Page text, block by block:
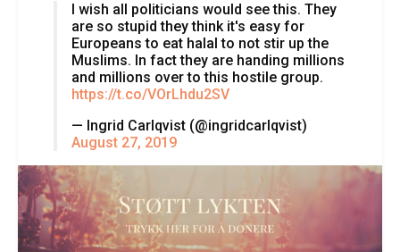
I wish all politicians would see this. They
are so stupid they think it's easy for
Europeans to eat halal to not stir up the
Muslims. In fact they are handing millions
and millions over to this hostile group.
https://t.co/VOrLhdu2SV
— Ingrid Carlqvist (@ingridcarlqvist)
August 27, 2019